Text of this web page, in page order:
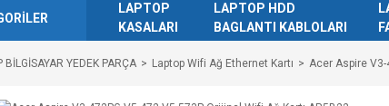
LAPTOP
KASALARI
LAPTOP HDD
BAGLANTI KABLOLARI
BİLGİSAYAR YEDEK PARÇA Laptop Wifi Ağ Ethernet Kartı Acer Aspire V3-